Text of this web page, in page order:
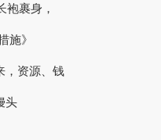
裹身，
施》
，资源、钱
头